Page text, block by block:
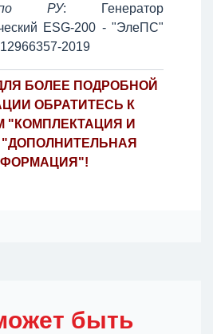
по РУ: Генератор
ESG-200 - "ЭлеПС"
2019
БОЛЕЕ ПОДРОБНОЙ
ОБРАТИТЕСЬ К
"КОМПЛЕКТАЦИЯ И
быть